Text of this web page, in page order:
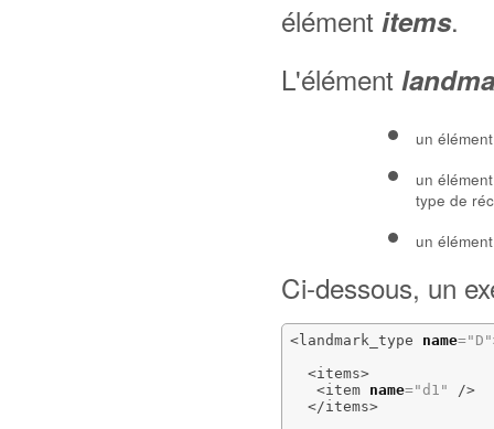
élément items.
L'élément
un
un
type de
un
Ci-dessous, un
<landmark_type name="D"
<items>
<item
name="d1"
/>
</items>